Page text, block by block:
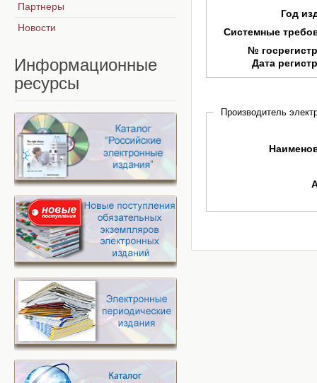
Год
Системные
№
Дата
Производитель
Партнеры
Новости
Информационные
ресурсы